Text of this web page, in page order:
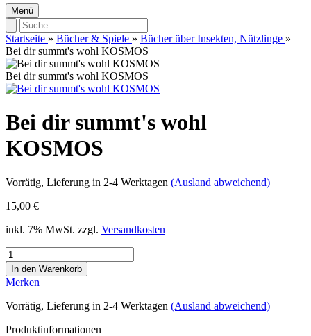
Menü
Startseite » Bücher & Spiele » Bücher über Insekten, Nützlinge »
Bei dir summt's wohl KOSMOS
Bei dir summt's wohl KOSMOS
Bei dir summt's wohl
KOSMOS
Vorrätig, Lieferung in 2-4 Werktagen (Ausland abweichend)
15,00 €
inkl. 7% MwSt. zzgl. Versandkosten
Merken
Vorrätig, Lieferung in 2-4 Werktagen (Ausland abweichend)
Produktinformationen